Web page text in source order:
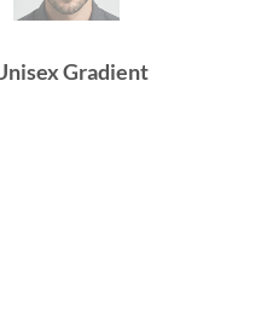
Gradient